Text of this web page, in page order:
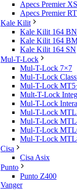
Apecs Premier XS
Apecs Premier RT
Kale Kilit
Kale Kilit 164 BN
Kale Kilit 164
Kale Kilit 164 SN
Mul-T-Lock
Mul-T-Lock 7×7
Mul-T-Lock
Mul-T-Lock
Mult-T-Lock
Mul-T-Lock
Mul-T-Lock
Mul-T-Lock
Mul-T-Lock
Mul-T-Lock
Cisa
Cisa Asix
Punto
Punto Z400
Vanger